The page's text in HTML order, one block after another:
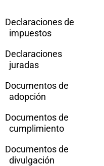
Declaraciones de
impuestos
Declaraciones
juradas
Documentos de
adopción
Documentos de
cumplimiento
Documentos de
divulgación